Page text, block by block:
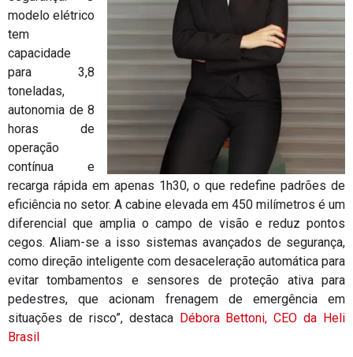
modelo elétrico
tem
capacidade
para 3,8
toneladas,
autonomia de 8
horas de
operação
contínua e
recarga rápida em apenas 1h30, o que redefine padrões de
eficiência no setor. A cabine elevada em 450 milímetros é um
diferencial que amplia o campo de visão e reduz pontos
cegos. Aliam-se a isso sistemas avançados de segurança,
como direção inteligente com desaceleração automática para
evitar tombamentos e sensores de proteção ativa para
pedestres, que acionam frenagem de emergência em
situações de risco”, destaca Débora Bettoni, CEO da Heli
Brasil